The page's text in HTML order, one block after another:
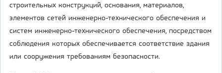
строительных конструкций, основания, материалов,
элементов сетей инженерно-технического обеспечения и
систем инженерно-технического обеспечения, посредством
соблюдения которых обеспечивается соответствие здания
или сооружения требованиям безопасности.